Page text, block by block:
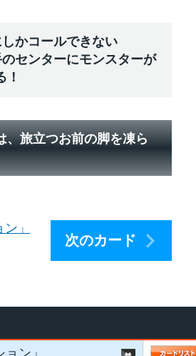
かコールできない
センターにモンスターが
！
、旅立つお前の脚を凍ら
」
次のカード
ン」